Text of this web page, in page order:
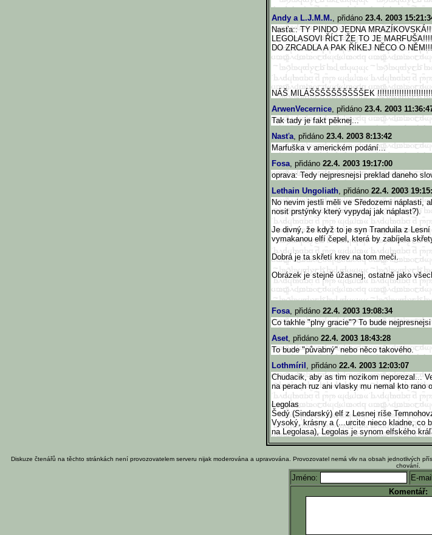
Andy a L.J.M.M., přidáno 23.4. 2003
Nasťa:: TY PINDO JEDNA
LEGOLASOVI ŘÍCT ŽE TO JE
DO ZRCADLA A PAK ŘÍKEJ NĚCO O
NÁŠ MILÁŠŠŠŠŠŠŠŠŠŠEK
ArwenVecernice, přidáno 23.4. 2003
Tak tady je fakt pěknej...
Nasťa, přidáno 23.4. 2003 8:13:42
Marfuška v americkém podání...
Fosa, přidáno 22.4. 2003 19:17:00
oprava: Tedy nejpresnejsi preklad daneho
Lethain Ungoliath, přidáno 22.4. 2003
No nevim jestli měli ve Sředozemi náplasti,
nosit prstýnky který vypydaj jak náplast?).
Je divný, že když to je syn Tranduila z
vymakanou elfí čepel, která by zabíjela
Dobrá je ta skřetí krev na tom meči.
Obrázek je stejně úžasnej, ostatně jako
Fosa, přidáno 22.4. 2003 19:08:34
Co takhle "plny gracie"? To bude
Aset, přidáno 22.4. 2003 18:43:28
To bude "půvabný" nebo něco takového.
Lothmíril , přidáno 22.4. 2003 12:03:07
Chudacik, aby as tim nozikom neporezal...
na perach ruz ani vlasky mu nemal kto rano
Legolas
Šedý (Sindarský) elf z Lesnej ríše
Vysoký, krásny a (...urcite nieco kladne, co
na Legolasa), Legolas je synom elfského
Diskuze čtenářů na těchto stránkách není provozovatelem serveru nijak moderována a upravována. Provozovatel nemá vliv na obsah jednotlivých
chování.
Jméno:
E-
Komentář: